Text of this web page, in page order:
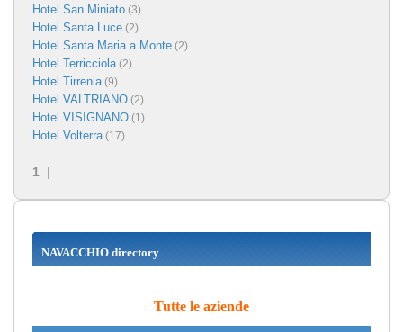
Hotel San Miniato (3)
Hotel Santa Luce (2)
Hotel Santa Maria a Monte (2)
Hotel Terricciola(2)
Hotel Tirrenia(9)
Hotel VALTRIANO (2)
Hotel VISIGNANO (1)
Hotel Volterra(17)
1 |
NAVACCHIO directory
Tutte le aziende